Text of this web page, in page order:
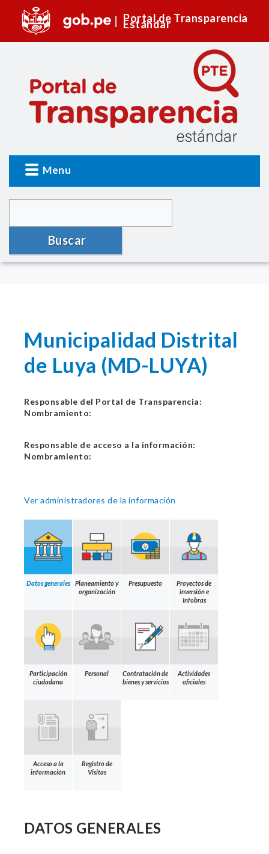
Portal de Transparencia
Estándar
Menu
Buscar
Municipalidad Distrital
de Luya (MD-LUYA)
Responsable del Portal de Transparencia:
Nombramiento:
Responsable de acceso a la información:
Nombramiento:
Ver administradores de la información
Datos generales
Planeamiento y
organización
Presupuesto
Proyectos de
inversión e
Infobras
Participación
ciudadana
Personal
Contratación de
bienes y servicios
Actividades
oficiales
Acceso a la
información
Registro de
Visitas
DATOS GENERALES